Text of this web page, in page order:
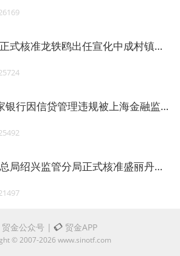
张家口金融监管局正式核准龙轶鸥出任宣化中成村镇银行董事长
农行上海分行等4家银行因信贷管理违规被上海金融监管局重罚1946万元
国家金融监督管理总局绍兴监管分局正式核准盛丽丹担任瑞丰银行副行长
贸金公众号| 贸金APP
© 2007-2026 www.sinotf.com